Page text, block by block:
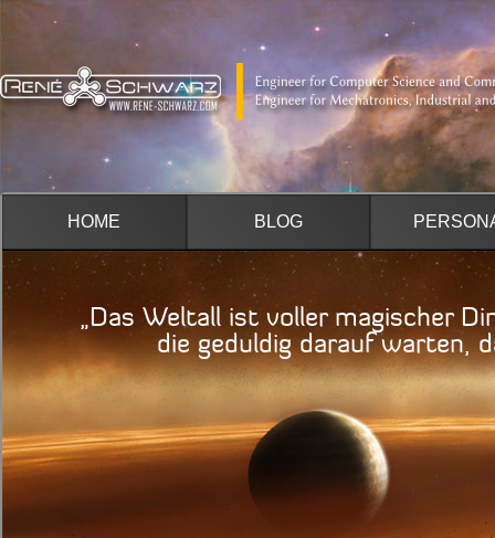
HOME BLOG
„Das Weltall ist voller magischer
die geduldig darauf warten,